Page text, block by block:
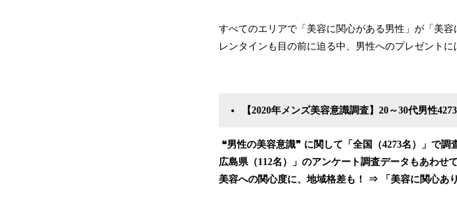
すべてのエリアで「美容に関心がある男性」が「美
レンタインも目の前に迫る中、男性へのプレゼント
【2020年メンズ美容意識調査】20～30代男性
❝男性の美容意識❞ に関して「全国（4273名）」で調
広島県（112名）」のアンケート調査データもあわせて
美容への関心度に、地域格差も！ ⇒ 「美容に関心あ